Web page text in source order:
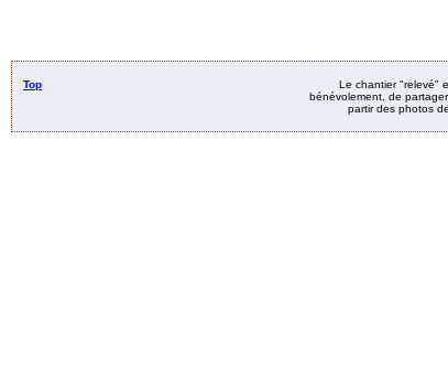
Top
Le chantier "relevé"
bénévolement, de
partir des photos